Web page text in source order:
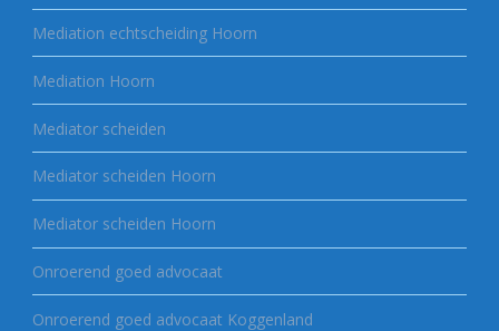
Mediation echtscheiding Hoorn
Mediation Hoorn
Mediator scheiden
Mediator scheiden Hoorn
Mediator scheiden Hoorn
Onroerend goed advocaat
Onroerend goed advocaat Koggenland